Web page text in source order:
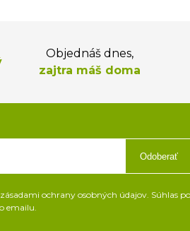
Objednáš dnes,
zajtra máš doma
Odoberať
ochrany osobných údajov. Súhlas
emailu.